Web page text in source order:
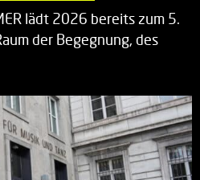
lädt 2026 bereits zum 5.
der Begegnung, des